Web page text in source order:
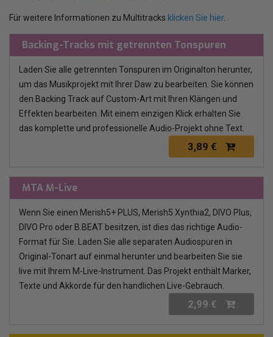
Für weitere Informationen zu Multitracks klicken Sie hier.
Backing-Tracks mit getrennten Tonspuren
Laden Sie alle getrennten Tonspuren im Originalton herunter,
um das Musikprojekt mit Ihrer Daw zu bearbeiten. Sie können
den Backing Track auf Custom-Art mit Ihren Klängen und
Effekten bearbeiten. Mit einem einzigen Klick erhalten Sie
das komplette und professionelle Audio-Projekt ohne Text.
3,89 €
MTA M-Live
Wenn Sie einen Merish5+ PLUS, Merish5 Xynthia2, DIVO Plus,
DIVO Pro oder B.BEAT besitzen, ist dies das richtige Audio-
Format für Sie. Laden Sie alle separaten Audiospuren in
Original-Tonart auf einmal herunter und bearbeiten Sie sie
live mit Ihrem M-Live-Instrument. Das Projekt enthält Marker,
Texte und Akkorde für den handlichen Live-Gebrauch.
2,99 €